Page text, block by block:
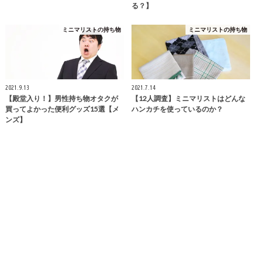
る？】
ミニマリストの持ち物
2021.9.13
【殿堂入り！】男性持ち物オタクが
買ってよかった便利グッズ15選【メ
ンズ】
ミニマリストの持ち物
2021.7.14
【12人調査】ミニマリストはどんな
ハンカチを使っているのか？